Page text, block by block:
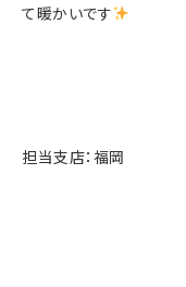
て暖かいです
担当支店：福岡